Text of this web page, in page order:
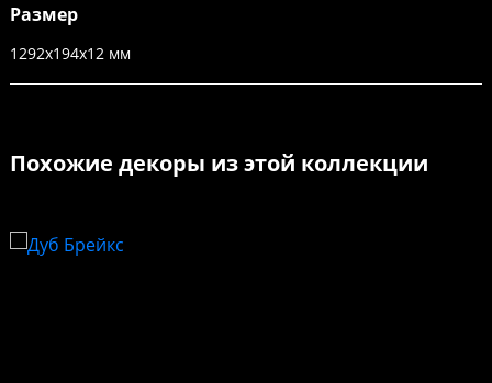
Размер
1292х194х12 мм
Похожие декоры из этой коллекции